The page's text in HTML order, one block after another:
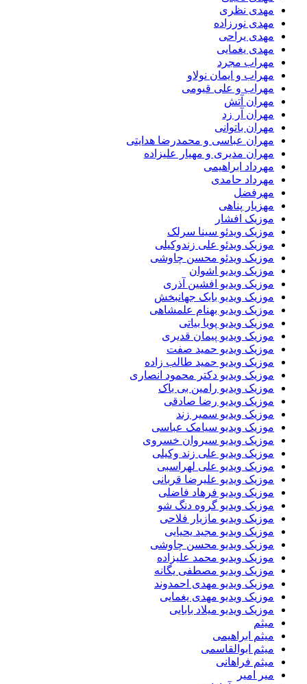
مهدی نظری
مهدی نورزاده
مهدی یراحی
مهدی یغمایی
مهراب مجرد
مهراب و ایمان نولاو
مهراب و علی قیومی
مهران آتش
مهران آر زد
مهران باتوانی
مهران عباسی و محمدرضا هدایتی
مهران مدیری و مهیار علیزاده
مهرداد ابراهیمی
مهرداد حامدی
مهرفضل
مهزیار پناهی
موزیک افشار
موزیک ویدئو سینا سرلک
موزیک ویدئو علی زندوکیلی
موزیک ویدئو محسن چاوشی
موزیک ویدیو اشوان
موزیک ویدیو افشین آذری
موزیک ویدیو بابک جهانبخش
موزیک ویدیو بهنام علمشاهی
موزیک ویدیو پویا بیاتی
موزیک ویدیو پیمان قدیری
موزیک ویدیو حمید صفت
موزیک ویدیو حمید طالب زاده
موزیک ویدیو دکتر محمود انصاری
موزیک ویدیو رامین بی باک
موزیک ویدیو رضا صادقی
موزیک ویدیو سمیر زند
موزیک ویدیو سیامک عباسی
موزیک ویدیو سیروان خسروی
موزیک ویدیو علی زند وکیلی
موزیک ویدیو علی لهراسبی
موزیک ویدیو علیرضا قربانی
موزیک ویدیو فرهاد فاضلی
موزیک ویدیو گروه دنگ شو
موزیک ویدیو مازیار فلاحی
موزیک ویدیو مجید یحیایی
موزیک ویدیو محسن چاوشی
موزیک ویدیو محمد علیزاده
موزیک ویدیو مصطفی یگانه
موزیک ویدیو مهدی احمدوند
موزیک ویدیو مهدی یغمایی
موزیک ویدیو میلاد بابایی
میثم
میثم ابراهیمی
میثم ابوالقاسمی
میثم فراهانی
میر امیر